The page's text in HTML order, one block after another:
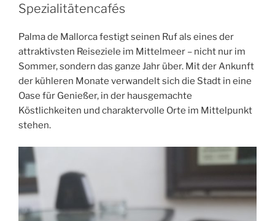
Spezialitätencafés
Palma de Mallorca festigt seinen Ruf als eines der
attraktivsten Reiseziele im Mittelmeer – nicht nur im
Sommer, sondern das ganze Jahr über. Mit der Ankunft
der kühleren Monate verwandelt sich die Stadt in eine
Oase für Genießer, in der hausgemachte
Köstlichkeiten und charaktervolle Orte im Mittelpunkt
stehen.